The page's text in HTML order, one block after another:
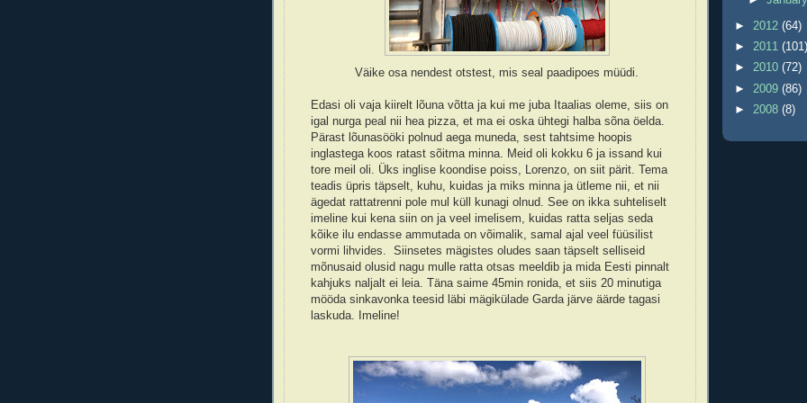
Väike osa nendest otstest, mis seal paadipoes müüdi.
Edasi oli vaja kiirelt lõuna võtta ja kui me juba Itaalias oleme, siis on
igal nurga peal nii hea pizza, et ma ei oska ühtegi halba sõna öelda.
Pärast lõunasööki polnud aega muneda, sest tahtsime hoopis
inglastega koos ratast sõitma minna. Meid oli kokku 6 ja issand kui
tore meil oli. Üks inglise koondise poiss, Lorenzo, on siit pärit. Tema
teadis üpris täpselt, kuhu, kuidas ja miks minna ja ütleme nii, et nii
ägedat rattatrenni pole mul küll kunagi olnud. See on ikka suhteliselt
imeline kui kena siin on ja veel imelisem, kuidas ratta seljas seda
kõike ilu endasse ammutada on võimalik, samal ajal veel füüsilist
vormi lihvides. Siinsetes mägistes oludes saan täpselt selliseid
mõnusaid olusid nagu mulle ratta otsas meeldib ja mida Eesti pinnalt
kahjuks naljalt ei leia. Täna saime 45min ronida, et siis 20 minutiga
mööda sinkavonka teesid läbi mägikülade Garda järve äärde tagasi
laskuda. Imeline!
► 2012 (64)
► 2011 (101)
► 2010 (72)
► 2009 (86)
► 2008 (8)